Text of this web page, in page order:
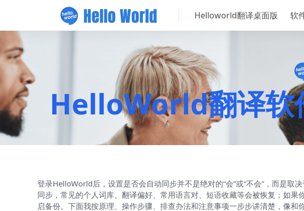
Helloworld翻译桌面版 软
HelloWorld翻译软
登录HelloWorld后，设置是否会自动同步并不是绝对的“会”或“不会”，而是
同步，常见的个人词库、翻译偏好、常用语言对、短语收藏等会被恢复；如
启备份。下面我按原理、操作步骤、排查办法和注意事项一步步讲清楚，像和